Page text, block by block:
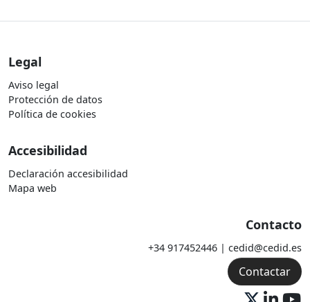
Legal
Aviso legal
Protección de datos
Política de cookies
Accesibilidad
Declaración accesibilidad
Mapa web
Contacto
+34 917452446 | cedid@cedid.es
Contactar